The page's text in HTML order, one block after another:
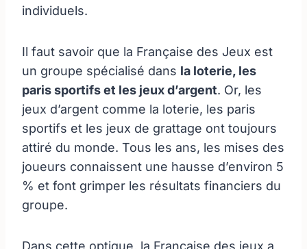
individuels.
Il faut savoir que la Française des Jeux est
un groupe spécialisé dans la loterie, les
paris sportifs et les jeux d’argent. Or, les
jeux d’argent comme la loterie, les paris
sportifs et les jeux de grattage ont toujours
attiré du monde. Tous les ans, les mises des
joueurs connaissent une hausse d’environ 5
% et font grimper les résultats financiers du
groupe.
Dans cette optique, la Française des jeux a